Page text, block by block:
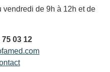
de 9h à 12h et de
75 03 12